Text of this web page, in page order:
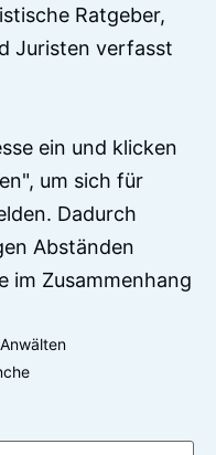
Ratgeber,
Juristen verfasst
ein und klicken
um sich für
Dadurch
Abständen
im Zusammenhang